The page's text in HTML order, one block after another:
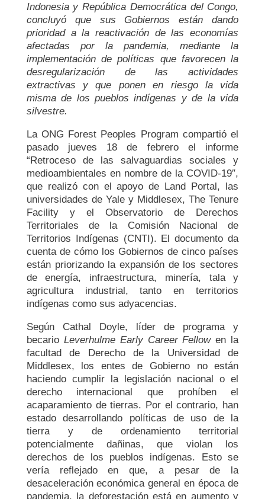
Indonesia y República Democrática del Congo,
concluyó que sus Gobiernosestán dando
prioridad a la reactivación de las economías
afectadas por la pandemia, mediante la
implementación de políticas que favorecen la
desregularización de las actividades
extractivas y que ponen en riesgo la vida
misma de los pueblos indígenas y de la vida
silvestre.
La ONG Forest Peoples Program compartió el
pasado jueves 18 de febrero el informe
“Retroceso de las salvaguardias sociales y
medioambientales en nombre de la COVID-19″,
que realizó con el apoyo de Land Portal, las
universidades de Yale y Middlesex, The Tenure
Facility y el Observatorio de Derechos
Territoriales de la Comisión Nacional de
Territorios Indígenas (CNTI). El documento da
cuenta de cómo los Gobiernos de cinco países
están priorizando la expansión de los sectores
de energía, infraestructura, minería, tala y
agricultura industrial, tanto en territorios
indígenas como sus adyacencias.
Según Cathal Doyle, líder de programa y
becario Leverhulme Early Career Fellowen la
facultad de Derecho de la Universidad de
Middlesex, los entes de Gobierno no están
haciendo cumplir la legislación nacional o el
derecho internacional que prohíben el
acaparamiento de tierras. Por el contrario, han
estado desarrollando políticas de uso de la
tierra y de ordenamiento territorial
potencialmente dañinas, que violan los
derechos de los pueblos indígenas. Esto se
vería reflejado en que, a pesar de la
desaceleración económica general en época de
pandemia, la deforestación está en aumento y